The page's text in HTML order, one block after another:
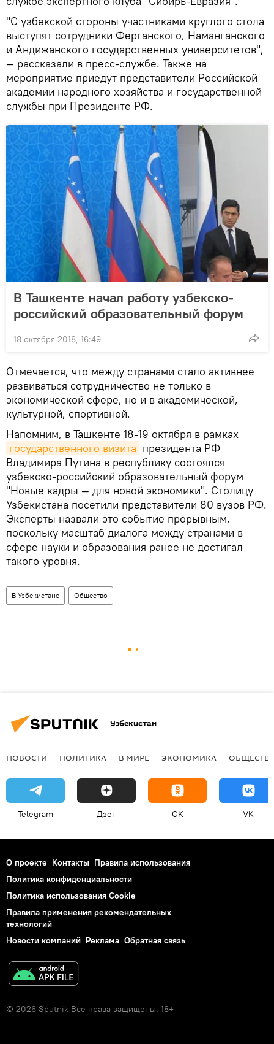
"С узбекской стороны участниками круглого стола
выступят сотрудники Ферганского, Наманганского
и Андижанского государственных университетов",
— рассказали в пресс-службе. Также на
мероприятие приедут представители Российской
академии народного хозяйства и государственной
службы при Президенте РФ.
В Ташкенте начал работу узбекско-
российский образовательный форум
18 октября 2018, 16:49
Отмечается, что между странами стало активнее
развиваться сотрудничество не только в
экономической сфере, но и в академической,
культурной, спортивной.
Напомним, в Ташкенте 18-19 октября в рамках
государственного визита президента РФ
Владимира Путина в республику состоялся
узбекско-российский образовательный форум
"Новые кадры — для новой экономики". Столицу
Узбекистана посетили представители 80 вузов РФ.
Эксперты назвали это событие прорывным,
поскольку масштаб диалога между странами в
сфере науки и образования ранее не достигал
такого уровня.
В Узбекистане Общество
Узбекистан
НОВОСТИ ПОЛИТИКА В МИРЕ ЭКОНОМИКА
Telegram Дзен OK VK
О проекте Контакты Правила использования
Политика конфиденциальности
Политика использования Cookie
Правила применения рекомендательных
технологий
Новости компаний Реклама Обратная связь
© 2026 Sputnik Все права защищены. 18+